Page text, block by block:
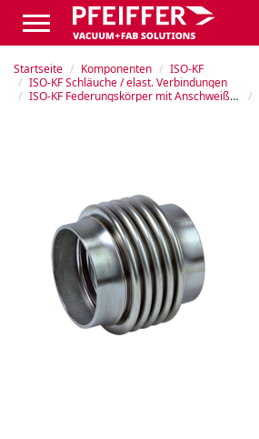
Startseite Komponenten
ISO-KF
ISO-KF Schläuche / elast. Verbindungen
ISO-KF Federungskörper mit Anschweißenden